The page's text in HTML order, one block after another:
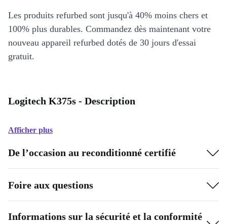
Les produits refurbed sont jusqu'à 40% moins chers et
100% plus durables. Commandez dès maintenant votre
nouveau appareil refurbed dotés de 30 jours d'essai
gratuit.
Logitech K375s - Description
Afficher plus
De l’occasion au reconditionné certifié
Foire aux questions
Informations sur la sécurité et la conformité